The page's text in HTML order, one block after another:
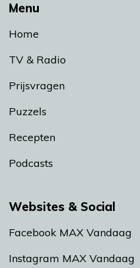
Menu
Home
TV & Radio
Prijsvragen
Puzzels
Recepten
Podcasts
Websites & Social
Facebook MAX Vandaag
Instagram MAX Vandaag